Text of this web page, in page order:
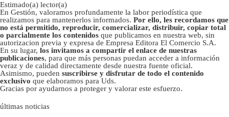
Estimado(a) lector(a)
En Gestión, valoramos profundamente la labor periodística que
realizamos para mantenerlos informados. Por ello, les recordamos que
no está permitido, reproducir, comercializar, distribuir, copiar total
o parcialmente los contenidos que publicamos en nuestra web, sin
autorizacion previa y expresa de Empresa Editora El Comercio S.A.
En su lugar, los invitamos a compartir el enlace de nuestras
publicaciones, para que más personas puedan acceder a información
veraz y de calidad directamente desde nuestra fuente oficial.
Asimismo, pueden suscribirse y disfrutar de todo el contenido
exclusivo que elaboramos para Uds.
Gracias por ayudarnos a proteger y valorar este esfuerzo.
últimas noticias